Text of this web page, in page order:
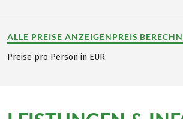
ALLE PREISE ANZEIGENPREIS
Preise pro Person in EUR